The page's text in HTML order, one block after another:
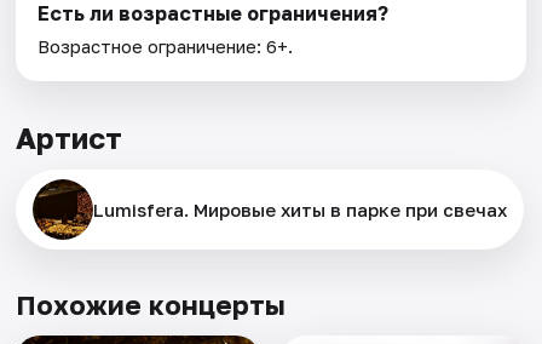
Есть ли возрастные ограничения?
Возрастное ограничение: 6+.
Артист
Lumisfera. Мировые хиты в парке при свечах
Похожие концерты